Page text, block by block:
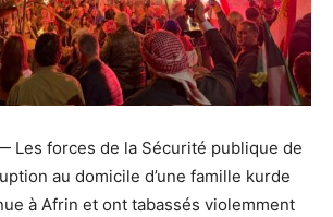
— Les forces de la Sécurité publique de
au domicile d’une famille kurde
à Afrin et ont tabassés violemment